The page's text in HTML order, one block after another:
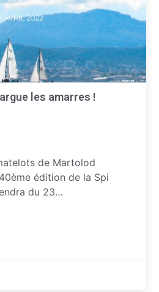
les amarres !
de Martolod
édition de la Spi
du 23…